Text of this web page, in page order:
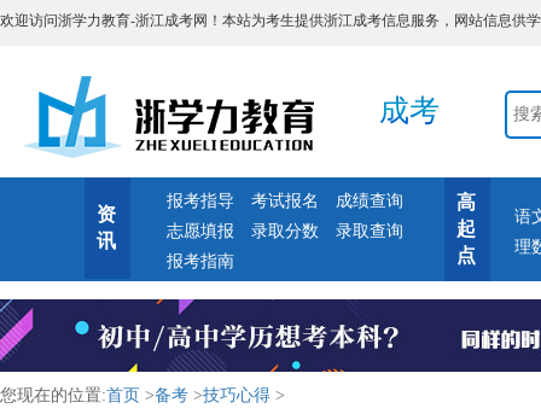
欢迎访问浙学力教育-浙江成考网！本站为考生提供浙江成考信息服务，网站信息供
成考
资
讯
报考指导 考试报名
成绩查询
志愿填报
录取分数
录取查询
报考指南
高
起
点
语
理
您现在的位置:首页 >备考 >技巧心得 >